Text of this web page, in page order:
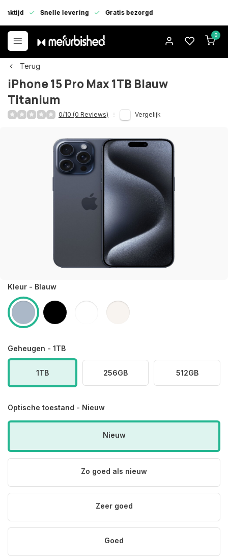
Snelle levering Gratis bezorgd
0
Terug
iPhone 15 Pro Max 1TB Blauw
Titanium
0/10 (0 Reviews) Vergelijk
Kleur - Blauw
Geheugen - 1TB
1TB 256GB 512GB
Optische toestand - Nieuw
Nieuw
Zo goed als nieuw
Zeer goed
Goed